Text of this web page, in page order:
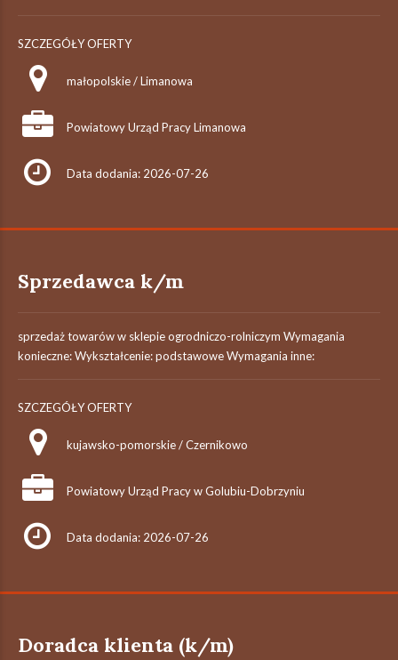
SZCZEGÓŁY OFERTY
małopolskie / Limanowa
Powiatowy Urząd Pracy Limanowa
Data dodania: 2026-07-26
Sprzedawca k/m
sprzedaż towarów w sklepie ogrodniczo-rolniczym Wymagania
konieczne: Wykształcenie: podstawowe Wymagania inne:
SZCZEGÓŁY OFERTY
kujawsko-pomorskie / Czernikowo
Powiatowy Urząd Pracy w Golubiu-Dobrzyniu
Data dodania: 2026-07-26
Doradca klienta (k/m)